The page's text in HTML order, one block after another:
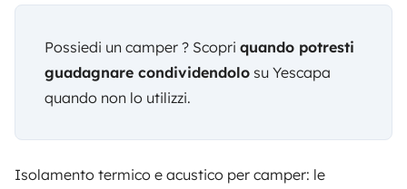
Possiedi un camper ? Scopri quando potresti
guadagnare condividendolo su Yescapa
quando non lo utilizzi.
Isolamento termico e acustico per camper: le